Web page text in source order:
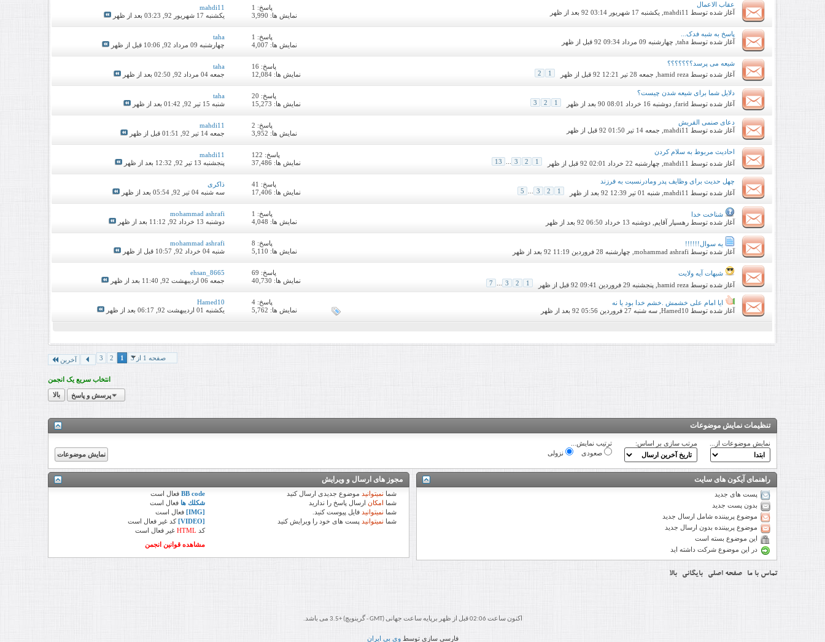
عقاب الاعمال
آغاز شده توسط mahdi11 , یکشنبه 17 شهریور 92 03:14 بعد از ظهر
پاسخ: 1
نمایش ها: 3,990
mahdi11
یکشنبه 17 شهریور 92,
03:23 بعد از ظهر
پاسخ به شبه فدک...
آغاز شده توسط taha , چهارشنبه 09 مرداد 92 09:34 قبل از ظهر
پاسخ: 1
نمایش ها: 4,007
taha
چهارشنبه 09 مرداد 92,
10:06 قبل از ظهر
شیعه می پرسد؟؟؟؟؟؟؟
آغاز شده توسط hamid reza , جمعه 28 تیر 92 12:21 قبل از ظهر 1
2
پاسخ:16
نمایش ها: 12,084
taha
جمعه 04 مرداد 92,
02:50 بعد از ظهر
دلایل شما برای شیعه شدن چیست؟
آغاز شده توسط farid , دوشنبه 16 خرداد 90 08:01 بعد از ظهر 1
2
3
پاسخ: 20
نمایش ها: 15,273
taha
شنبه 15 تیر 92,
01:42 بعد از ظهر
دعای صنمی القریش
آغاز شده توسط mahdi11 , جمعه 14 تیر 92 01:50 قبل از ظهر
پاسخ: 2
نمایش ها: 3,952
mahdi11
جمعه 14 تیر 92,
01:51 قبل از ظهر
احادیث مربوط به سلام کردن
آغاز شده توسط mahdi11 , چهارشنبه 22 خرداد 92 02:01 قبل از ظهر 1
2
3
13
پاسخ: 122
نمایش ها: 37,486
mahdi11
پنجشنبه 13 تیر 92,
12:32 بعد از ظهر
چهل حدیث برای وظایف پدر ومادرنسبت به فرزند
آغاز شده توسط mahdi11 , شنبه 01 تیر 92 12:39 بعد از ظهر 1
2
3
5
پاسخ: 41
نمایش ها: 17,406
ذاکری
سه شنبه 04 تیر 92,
05:54 بعد از ظهر
شناخت خدا
آغاز شده توسطرهسپار آقایم , دوشنبه 13 خرداد 92 06:50 بعد از ظهر
پاسخ: 1
نمایش ها: 4,048
mohammad ashrafi
دوشنبه 13 خرداد 92,
11:12 بعد از ظهر
یه سوال!!!!!!
آغاز شده توسط mohammad ashrafi , چهارشنبه 28 فروردین 92 11:19 بعد از ظهر
پاسخ: 8
نمایش ها: 5,110
mohammad ashrafi
شنبه 04 خرداد 92,
10:57 قبل از ظهر
شبهات آیه ولایت
آغاز شده توسطhamid reza , پنجشنبه 29 فروردین 92 09:41 قبل از ظهر 1
2
3
7
پاسخ: 69
نمایش ها: 40,730
ehsan_8665
جمعه 06 اردیبهشت 92,
11:40 بعد از ظهر
ایا امام علی خشمش .خشم خدا بود یا نه
آغاز شده توسط Hamed10 , سه شنبه 27 فروردین 92 05:56 بعد از ظهر
پاسخ:4
نمایش ها: 5,762
Hamed10
یکشنبه 01 اردیبهشت 92,
06:17 بعد از ظهر
صفحه 1 از 3 1
2
3 آخرین
انتخاب سریع یک انجمن
پرسش و پاسخ بالا
تنظیمات نمایش موضوعات
نمایش موضوعات از... مرتب سازی بر اساس:
ترتیب نمایش...
صعودی
نزولی
راهنمای آیکون های سایت
پست های جدید
بدون پست جدید
موضوع پربیننده شامل ارسال جدید
موضوع پربیننده بدون ارسال جدید
این موضوع بسته است
در این موضوع شرکت داشته اید
مجوز های ارسال و ویرایش
شما نمیتوانید موضوع جدیدی ارسال کنید
شما امکان ارسال پاسخ را ندارید
شما نمیتوانید فایل پیوست کنید.
شما نمیتوانید پست های خود را ویرایش کنید
BB code فعال است
شكلك ها فعال است
[IMG]
فعال است
[VIDEO]
کد غیر فعال است
کد HTML غیر فعال است
مشاهده قوانین انجمن
تماس با ما صفحه اصلی بایگانی بالا
اکنون ساعت 02:06 قبل از ظهر برپایه ساعت جهانی (GMT - گرینویچ) +3.5 می باشد.
فارسی سازی توسطوی بی ایران